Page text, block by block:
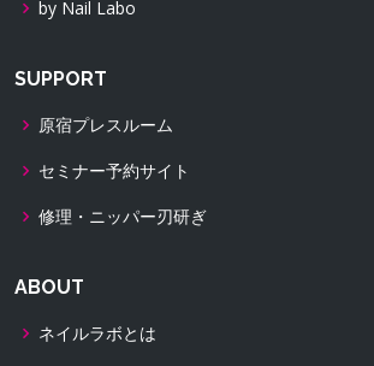
by Nail Labo
SUPPORT
原宿プレスルーム
セミナー予約サイト
修理・ニッパー刃研ぎ
ABOUT
ネイルラボとは